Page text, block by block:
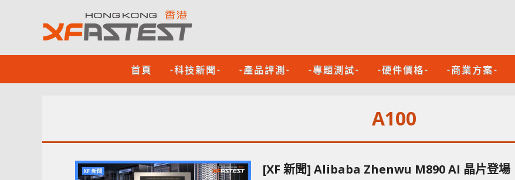
首頁 -科技新聞- -產品評測- -專題測試- -硬件價格- -商業方案-
A100
[XF 新聞] Alibaba Zhenwu M890 AI 晶片登場